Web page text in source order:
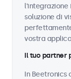
l'integrazione
soluzione di
vostra
Il tuo partner
In Beetronics